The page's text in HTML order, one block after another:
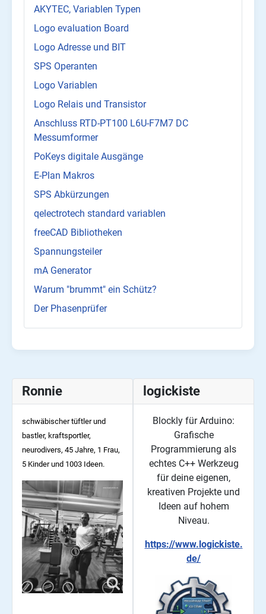
AKYTEC, Variablen Typen
Logo evaluation Board
Logo Adresse und BIT
SPS Operanten
Logo Variablen
Logo Relais und Transistor
Anschluss RTD-PT100 L6U-F7M7 DC
Messumformer
PoKeys digitale Ausgänge
E-Plan Makros
SPS Abkürzungen
qelectrotech standard variablen
freeCAD Bibliotheken
Spannungsteiler
mA Generator
Warum "brummt" ein Schütz?
Der Phasenprüfer
Ronnie
schwäbischer tüftler und
bastler, kraftsportler,
neurodivers, 45 Jahre, 1 Frau,
5 Kinder und 1003 Ideen.
logickiste
Blockly für Arduino:
Grafische
Programmierung als
echtes C++ Werkzeug
für deine eigenen,
kreativen Projekte und
Ideen auf hohem
Niveau.
https://www.logickiste.
de/